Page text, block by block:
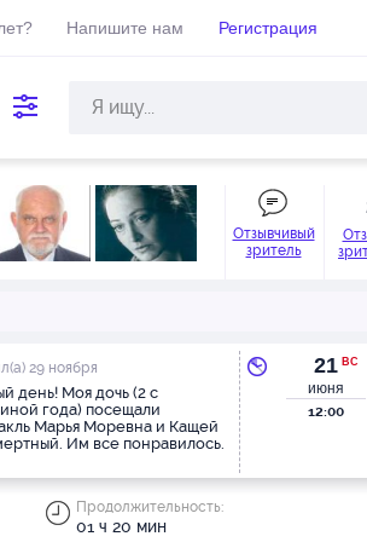
Напишите нам Регистрация
Отзывчивый
зритель
29 ноября
день! Моя дочь (2 с
года) посещали
Марья Моревна и Кащей
Им все понравилось.
замечание от
весь спектакль шуршала,
жевала. Но это уже от
21 ВС
июня
12:00
Продолжительность:
01 ч 20 мин